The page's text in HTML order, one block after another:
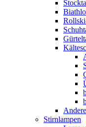
Stirnlampen